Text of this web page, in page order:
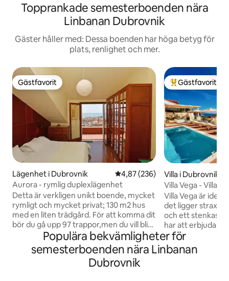
Topprankade semesterboenden nära
Linbanan Dubrovnik
Gäster håller med: Dessa boenden har höga betyg för
plats, renlighet och mer.
Gästfavorit
Gästfavorit
Lägenhet i Dubrovnik 4,87 av 5 i genomsnittligt
4,87 (236)
Aurora - rymlig duplexlägenhet
Detta är verkligen unikt boende, mycket
rymligt och mycket privat; 130 m2 hus
med en liten trädgård. För att komma dit
bör du gå upp 97 trappor,men du vill bli
besviken när du kommer till huset. Dess
fantastiska läge,bara 3 minuters
promenad från Gamla stan överträffas
bara av den spektakulära utsikten från
Populär
Gästfavorit
Villa i Dubrovnik
Villa Vega - Villa
Villa Vega är
det ligger strax
och ett stenkast
har att erbjuda,
intresserad av
dess många
Medelhavet och
Populära bekvämligheter för
semesterboenden nära Linbanan
Dubrovnik